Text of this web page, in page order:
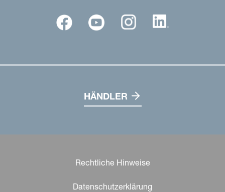
HÄNDLER
Rechtliche Hinweise
Datenschutzerklärung